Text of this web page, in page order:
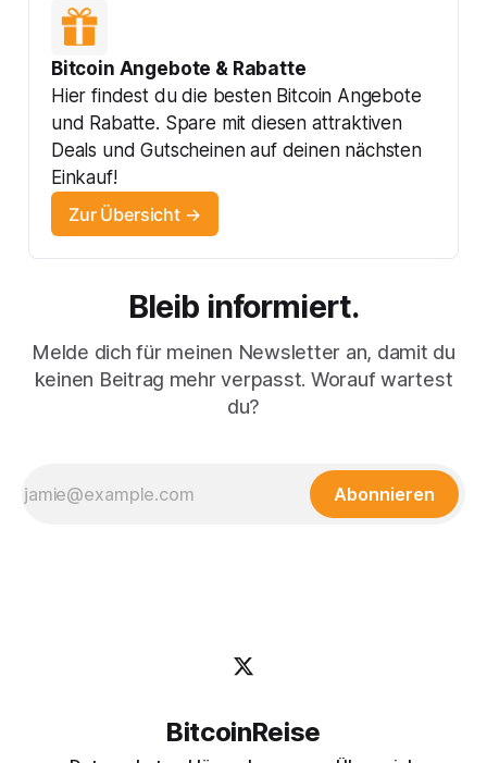
Bitcoin Angebote & Rabatte
Hier findest du die besten Bitcoin Angebote
und Rabatte. Spare mit diesen attraktiven
Deals und Gutscheinen auf deinen nächsten
Einkauf!
Zur Übersicht →
Bleib informiert.
Melde dich für meinen Newsletter an, damit du
keinen Beitrag mehr verpasst. Worauf wartest
du?
Abonnieren
BitcoinReise